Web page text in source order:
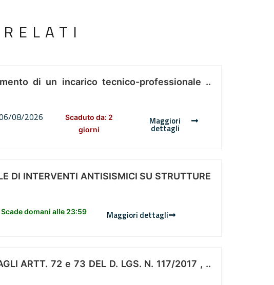
di un incarico tecnico-professionale ..
08/2026
Scaduto da: 2
giorni
Maggiori
dettagli
DI INTERVENTI ANTISISMICI SU STRUTTURE
Scade domani alle 23:59 Maggiori dettagli
ARTT. 72 e 73 DEL D. LGS. N. 117/2017 , ..